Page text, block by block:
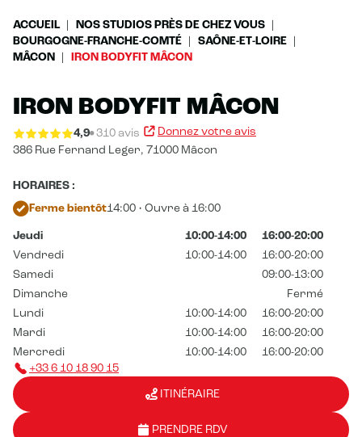
ACCUEIL
NOS STUDIOS PRÈS DE CHEZ VOUS
BOURGOGNE-FRANCHE-COMTÉ
SAÔNE-ET-LOIRE
MÂCON
IRON BODYFIT MÂCON
IRON BODYFIT MÂCON
4,9 310 avis
Donnez votre avis
386 Rue Fernand Leger, 71000 Mâcon
HORAIRES :
Ferme bientôt14:00 • Ouvre à 16:00
Jeudi 10:00-14:00
16:00-20:00
Vendredi
10:00-14:00
16:00-20:00
Samedi
09:00-13:00
Dimanche
Fermé
Lundi
10:00-14:00
16:00-20:00
Mardi
10:00-14:00
16:00-20:00
Mercredi
10:00-14:00
16:00-20:00
+33 6 10 18 90 15
ITINÉRAIRE
PRENDRE RDV